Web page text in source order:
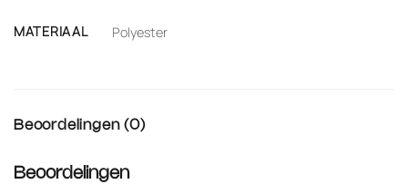
MATERIAAL Polyester
Beoordelingen (0)
Beoordelingen